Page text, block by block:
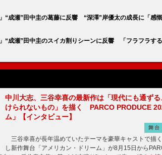
」“成瀬”田中圭の葛藤に反響 “深澤”岸優太の成長に「感
」“成瀬”田中圭のスイカ割りシーンに反響 「フラフラす
中川大志、三谷幸喜の最新作は「現代にも通ず
けられないもの」を描く PARCO PRODUCE
ム」【インタビュー】
舞台
三谷幸喜が長年温めていたテーマを豪華キャストで描
し新作舞台「アメリカン・ドリーム」が8月15日から